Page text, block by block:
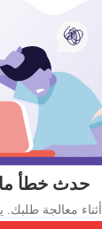
حدث خطأ
معالجة